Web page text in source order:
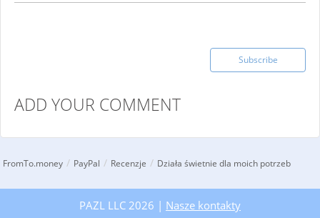
Subscribe
ADD YOUR COMMENT
FromTo.money / PayPal / Recenzje / Działa świetnie dla moich potrzeb
PAZL LLC 2026 | Nasze kontakty